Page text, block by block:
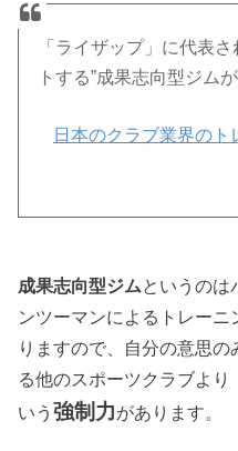
「ライザップ」に代表
トする”成果志向型ジム
日本のクラブ業界の
成果志向型ジムというのは
ンツーマンによるトレー
りますので、自分の意思
る他のスポーツクラブより
いう強制力があります。